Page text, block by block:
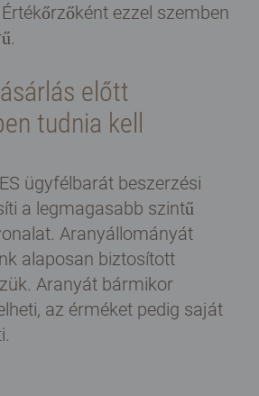
ezzel szemben
előtt
tudnia kell
ügyfélbarát beszerzési
a legmagasabb szintű
Aranyállományát
alaposan biztosított
Aranyát bármikor
az érméket pedig saját